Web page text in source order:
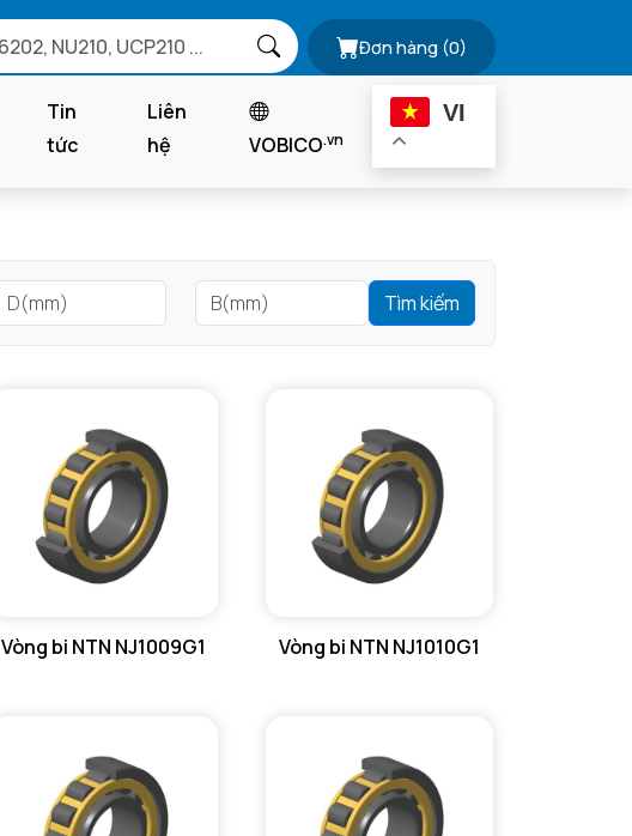
Đơn hàng (0)
Tin
tức
Liên
hệ
VOBICO.vn
VI
Tìm kiếm
Vòng bi NTN NJ1009G1 Vòng bi NTN NJ1010G1